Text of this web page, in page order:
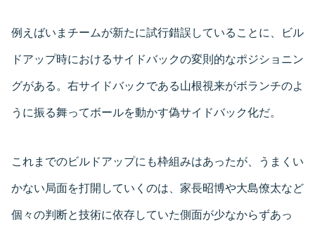
例えばいまチームが新たに試行錯誤していることに、ビル
ドアップ時におけるサイドバックの変則的なポジショニン
グがある。右サイドバックである山根視来がボランチのよ
うに振る舞ってボールを動かす偽サイドバック化だ。
これまでのビルドアップにも枠組みはあったが、うまくい
かない局面を打開していくのは、家長昭博や大島僚太など
個々の判断と技術に依存していた側面が少なからずあっ